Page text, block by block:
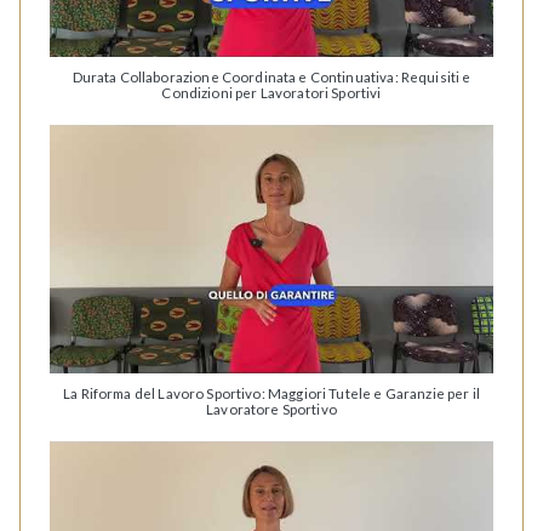
Durata Collaborazione Coordinata e Continuativa: Requisiti e
Condizioni per Lavoratori Sportivi
La Riforma del Lavoro Sportivo: Maggiori Tutele e Garanzie per il
Lavoratore Sportivo